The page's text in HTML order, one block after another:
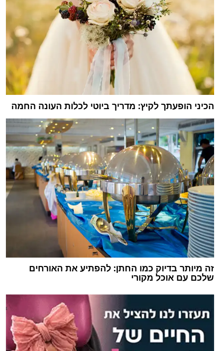
הכיני הופעתך לקיץ: מדריך ביוטי לכלות העונה החמה
זה מיותר בדיוק כמו החתן: להפתיע את האורחים
שלכם עם אוכל מקורי